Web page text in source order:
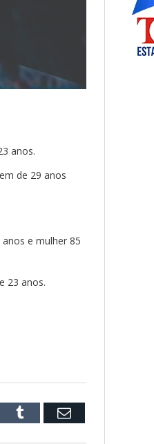
anos.
de 29 anos
e mulher 85
23 anos.
Tumblr Email